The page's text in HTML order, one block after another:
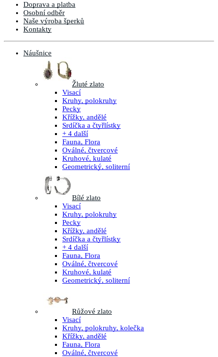
Doprava a platba
Osobní odběr
Naše výroba šperků
Kontakty
Náušnice
Žluté zlato
Visací
Kruhy, polokruhy
Pecky
Křížky, andělé
Srdíčka a čtyřlístky
+ 4 další
Fauna, Flora
Oválné, čtvercové
Kruhové, kulaté
Geometrický, soliterní
Bílé zlato
Visací
Kruhy, polokruhy
Pecky
Křížky, andělé
Srdíčka a čtyřlístky
+ 4 další
Fauna, Flora
Oválné, čtvercové
Kruhové, kulaté
Geometrický, soliterní
Růžové zlato
Visací
Kruhy, polokruhy, kolečka
Křížky, andělé
Fauna, Flora
Oválné, čtvercové